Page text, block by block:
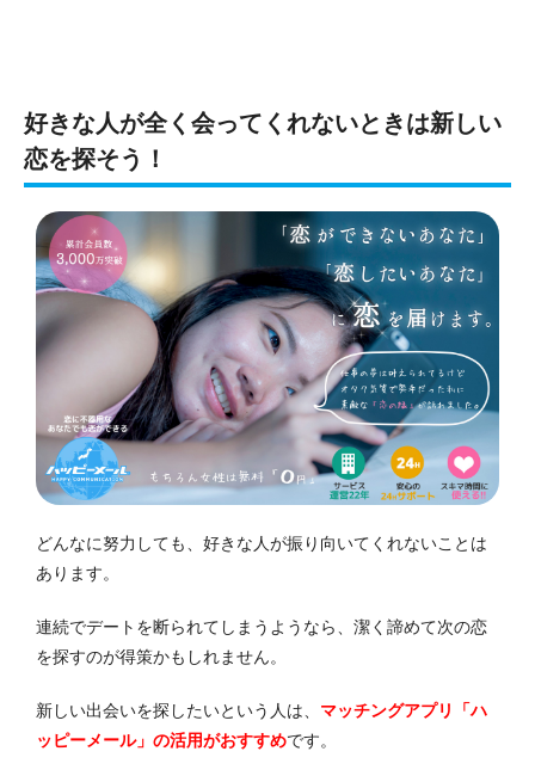
好きな人が全く会ってくれないときは新しい
恋を探そう！
どんなに努力しても、好きな人が振り向いてくれないことは
あります。
連続でデートを断られてしまうようなら、潔く諦めて次の恋
を探すのが得策かもしれません。
新しい出会いを探したいという人は、 マッチングアプリ「ハ
ッピーメール」の活用がおすすめです。